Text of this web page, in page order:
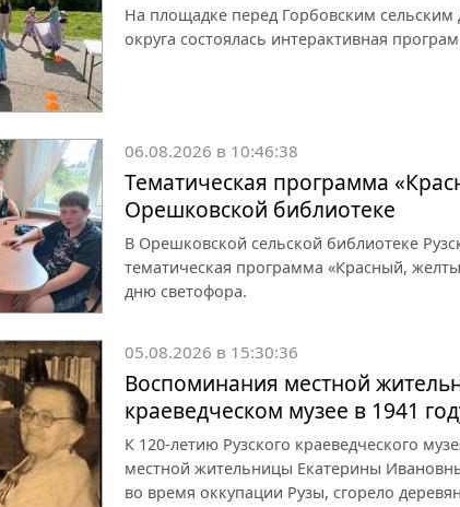
На площадке перед Горбовским
округа состоялась интерактивная
06.08.2026 в 10:46:38
Тематическая программа
Орешковской библиотеке
В Орешковской сельской библиотеке
тематическая программа «Красный,
дню светофора.
05.08.2026 в 15:30:36
Воспоминания местной
краеведческом музее в 1941
К 120-летию Рузского краеведческого
местной жительницы Екатерины
во время оккупации Рузы, сгорело